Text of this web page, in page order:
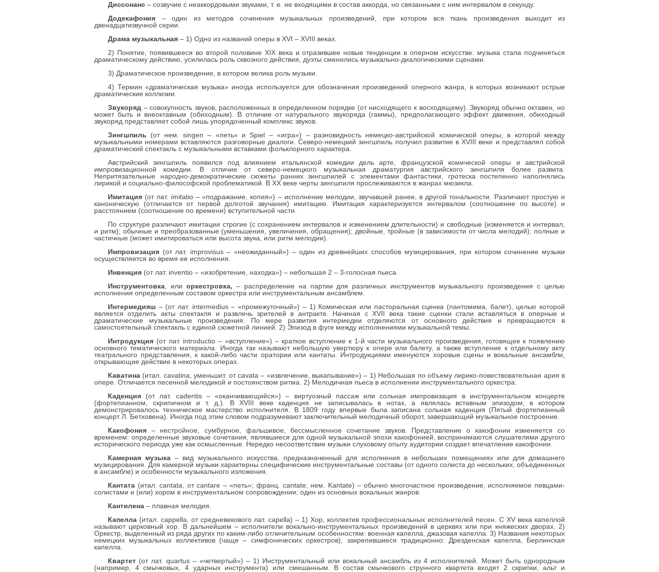
Диссонанс – созвучие с неаккордовыми звуками, т. е. не входящими в состав аккорда, но связанными с ним интервалом в секунду.
Додекафония – один из методов сочинения музыкальных произведений, при котором вся ткань произведения выходит из
двенадцатизвучной серии.
Драма музыкальная – 1) Одно из названий оперы в XVI – XVIII веках.
2) Понятие, появившееся во второй половине XIX века и отразившее новые тенденции в оперном искусстве: музыка стала подчиняться
драматическому действию, усилилась роль сквозного действия, дуэты сменились музыкально-диалогическими сценами.
3) Драматическое произведение, в котором велика роль музыки.
4) Термин «драматическая музыка» иногда используется для обозначения произведений оперного жанра, в которых возникают острые
драматические коллизии.
Звукоряд – совокупность звуков, расположенных в определенном порядке (от нисходящего к восходящему). Звукоряд обычно октавен, но
может быть и внеоктавным (обиходным). В отличие от натурального звукоряда (гаммы), предполагающего эффект движения, обиходный
звукоряд представляет собой лишь упорядоченный комплекс звуков.
Зингшпиль (от нем. singen – «петь» и Spiel – «игра») – разновидность немецко-австрийской комической оперы, в которой между
музыкальными номерами вставляются разговорные диалоги. Северо-немецкий зингшпиль получил развитие в XVIII веке и представлял собой
драматический спектакль с музыкальными вставками фольклорного характера.
Австрийский зингшпиль появился под влиянием итальянской комедии дель арте, французской комической оперы и австрийской
импровизационной комедии. В отличие от северо-немецкого музыкальная драматургия австрийского зингшпиля более развита.
Непритязательные народно-демократические сюжеты ранних зингшпилей с элементами фантастики, гротеска постепенно наполнялись
лирикой и социально-философской проблематикой. В XX веке черты зингшпиля прослеживаются в жанрах мюзикла.
Имитация (от лат. imitatio – «подражание, копия») – исполнение мелодии, звучавшей ранее, в другой тональности. Различают простую и
каноническую (отличается от первой долготой звучания) имитацию. Имитация характеризуется интервалом (соотношение по высоте) и
расстоянием (соотношение по времени) вступительной части.
По структуре различают имитации строгие (с сохранением интервалов и изменением длительности) и свободные (изменяется и интервал,
и ритм); обычные и преобразованные (уменьшения, увеличения, обращения); двойные, тройные (в зависимости от числа мелодий); полные и
частичные (может имитироваться или высота звука, или ритм мелодии).
Импровизация (от лат. improvisus – «неожиданный») – один из древнейших способов музицирования, при котором сочинение музыки
осуществляется во время ее исполнения.
Инвенция (от лат. inventio – «изобретение, находка») – небольшая 2 – 3-голосная пьеса.
Инструментовка , или оркестровка, – распределение на партии для различных инструментов музыкального произведения с целью
исполнения определенным составом оркестра или инструментальным ансамблем.
Интермедияш – (от лат. intermedius – «промежуточный») – 1) Комическая или пасторальная сценка (пантомима, балет), целью которой
является отделить акты спектакля и развлечь зрителей в антракте. Начиная с XVII века такие сценки стали вставляться в оперные и
драматические музыкальные произведения. По мере развития интермедии отделяются от основного действия и превращаются в
самостоятельный спектакль с единой сюжетной линией. 2) Эпизод в фуге между исполнениями музыкальной темы.
Интродукция (от лат. introductio – «вступление») – краткое вступление к 1-й части музыкального произведения, готовящее к появлению
основного тематического материала. Иногда так называют небольшую увертюру к опере или балету, а также вступление к отдельному акту
театрального представления, к какой-либо части оратории или кантаты. Интродукциями именуются хоровые сцены и вокальные ансамбли,
открывающие действие в некоторых операх.
Каватина (итал. cavatina, уменьшит. от cavata – «извлечение, выкапывание») – 1) Небольшая по объему лирико-повествовательная ария в
опере. Отличается песенной мелодикой и постоянством ритма. 2) Мелодичная пьеса в исполнении инструментального оркестра.
Каденция (от лат. cadentis – «оканчивающийся») – виртуозный пассаж или сольная импровизация в инструментальном концерте
(фортепианном, скрипичном и т. д.). В XVIII веке каденция не записывалась в нотах, а являлась вставным эпизодом, в котором
демонстрировалось техническое мастерство исполнителя. В 1809 году впервые была записана сольная каденция (Пятый фортепианный
концерт Л. Бетховена). Иногда под этим словом подразумевают заключительный мелодичный оборот, завершающий музыкальное построение.
Какофония – нестройное, сумбурное, фальшивое, бессмысленное сочетание звуков. Представление о какофонии изменяется со
временем: определенные звуковые сочетания, являвшиеся для одной музыкальной эпохи какофонией, воспринимаются слушателями другого
исторического периода уже как осмысленные. Нередко несоответствие музыки слуховому опыту аудитории создает впечатление какофонии.
Камерная музыка – вид музыкального искусства, предназначенный для исполнения в небольших помещениях или для домашнего
музицирования. Для камерной музыки характерны специфические инструментальные составы (от одного солиста до нескольких, объединенных
в ансамбле) и особенности музыкального изложения.
Кантата (итал. cantata, от cantare – «петь»; франц. cantate; нем. Kantate) – обычно многочастное произведение, исполняемое певцами-
солистами и (или) хором в инструментальном сопровождении; один из основных вокальных жанров.
Кантилена – плавная мелодия.
Капелла (итал. сappella, от средневекового лат. capella) – 1) Хор, коллектив профессиональных исполнителей песен. С XV века капеллой
называют церковный хор. В дальнейшем – исполнители вокально-инструментальных произведений в церквях или при княжеских дворах. 2)
Оркестр, выделенный из ряда других по каким-либо отличительным особенностям: военная капелла, джазовая капелла. 3) Названия некоторых
немецких музыкальных коллективов (чаще – симфонических оркестров), закрепившиеся традиционно: Дрезденская капелла, Берлинская
капелла.
Квартет (от лат. quartus – «четвертый») – 1) Инструментальный или вокальный ансамбль из 4 исполнителей. Может быть однородным
(например, 4 смычковых, 4 ударных инструмента) или смешанным. В состав смычкового струнного квартета входят 2 скрипки, альт и